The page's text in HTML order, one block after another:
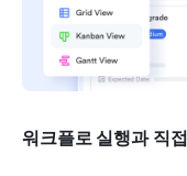
워크플로 실행과 직